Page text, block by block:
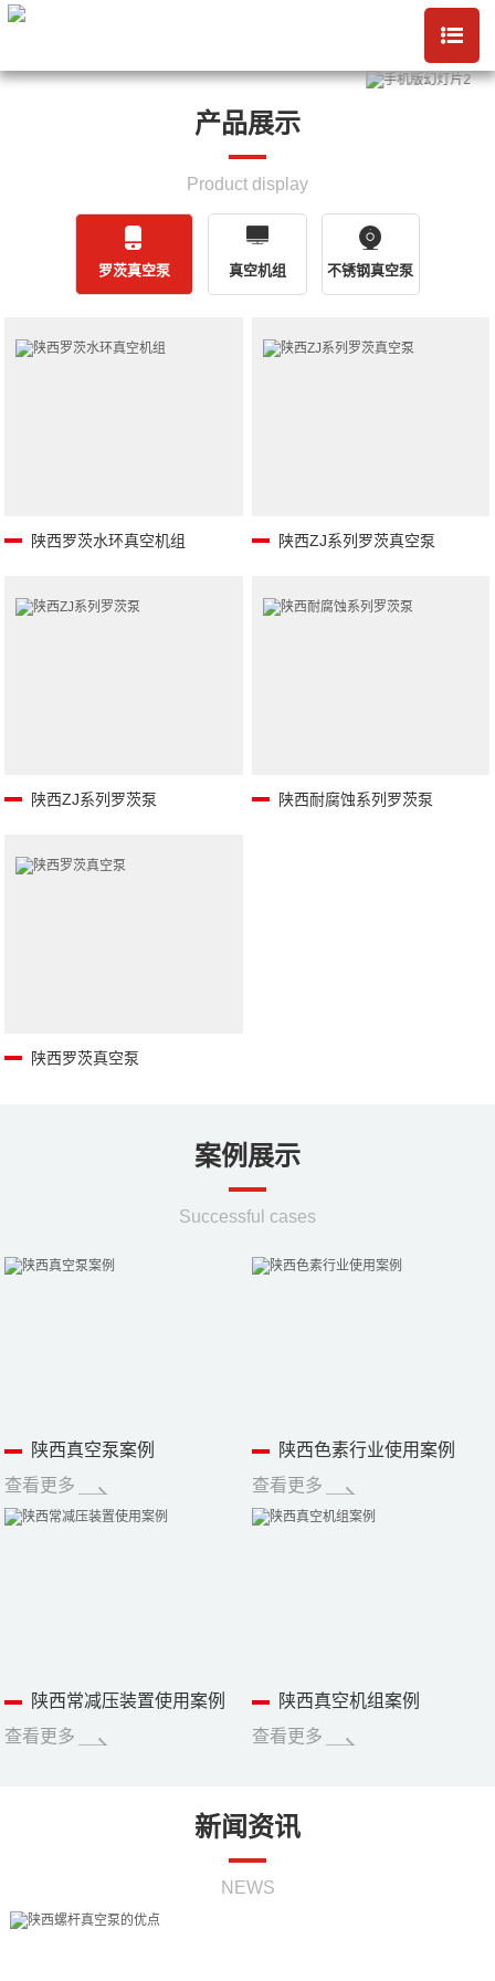
产品展示
Product display
罗茨真空泵 真空机组 不锈钢真空泵
陕西罗茨水环真空机组 陕西ZJ系列罗茨真空泵
陕西ZJ系列罗茨泵 陕西耐腐蚀系列罗茨泵
陕西罗茨真空泵
案例展示
Successful cases
陕西真空泵案例
查看更多
陕西色素行业使用案例
查看更多
陕西常减压装置使用案例
查看更多
陕西真空机组案例
查看更多
新闻资讯
NEWS